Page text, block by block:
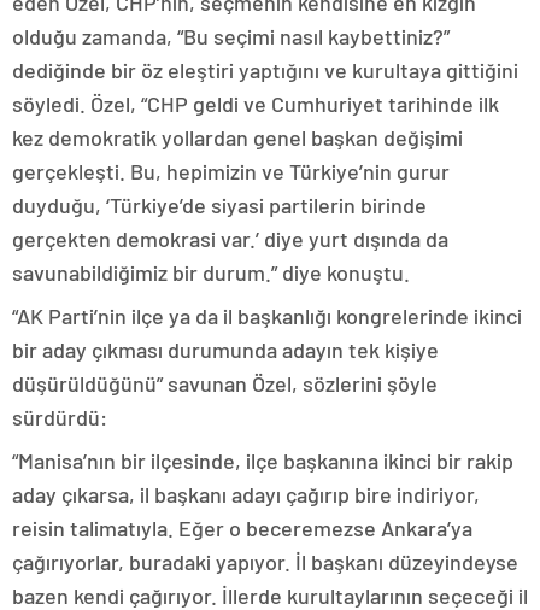
olduğu zamanda, “Bu seçimi nasıl kaybettiniz?”
dediğinde bir öz eleştiri yaptığını ve kurultaya gittiğini
söyledi. Özel, “CHP geldi ve Cumhuriyet tarihinde ilk
kez demokratik yollardan genel başkan değişimi
gerçekleşti. Bu, hepimizin ve Türkiye’nin gurur
duyduğu, ‘Türkiye’de siyasi partilerin birinde
gerçekten demokrasi var.’ diye yurt dışında da
savunabildiğimiz bir durum.” diye konuştu.
“AK Parti’nin ilçe ya da il başkanlığı kongrelerinde ikinci
bir aday çıkması durumunda adayın tek kişiye
düşürüldüğünü” savunan Özel, sözlerini şöyle
sürdürdü:
“Manisa’nın bir ilçesinde, ilçe başkanına ikinci bir rakip
aday çıkarsa, il başkanı adayı çağırıp bire indiriyor,
reisin talimatıyla. Eğer o beceremezse Ankara’ya
çağırıyorlar, buradaki yapıyor. İl başkanı düzeyindeyse
bazen kendi çağırıyor. İllerde kurultaylarının seçeceği il